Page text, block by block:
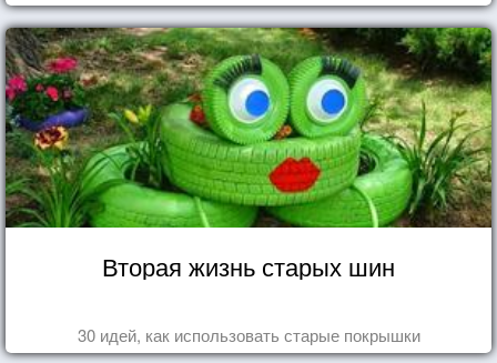
Вторая жизнь старых шин
30 идей, как использовать старые покрышки